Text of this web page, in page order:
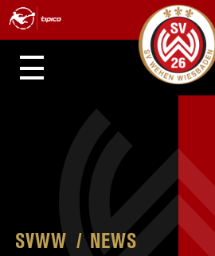
SVWW NEWS